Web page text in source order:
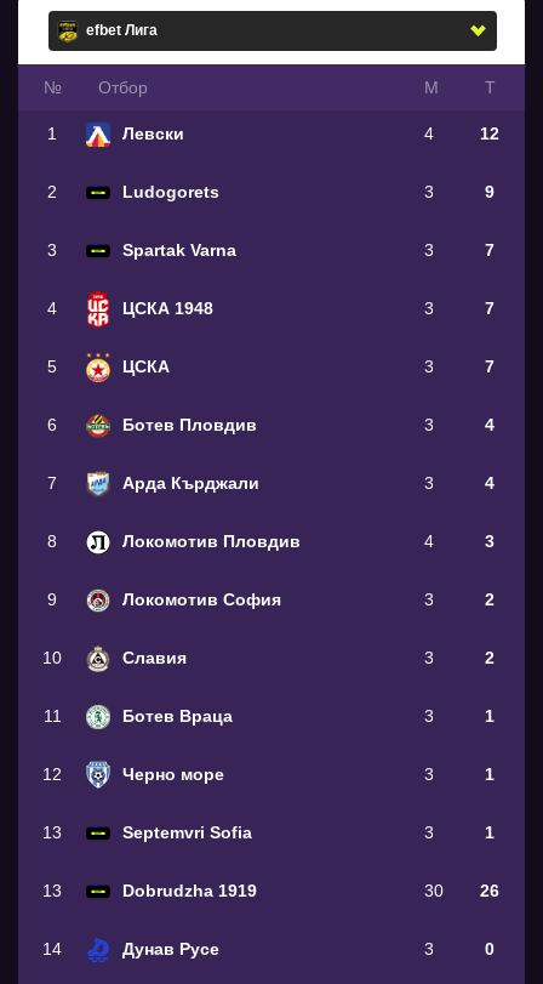
№ Oтбор М Т
1 Левски 4 12
2 Ludogorets 3 9
3 Spartak Varna 3 7
4 ЦСКА 1948 3 7
5 ЦСКА 3 7
6 Ботев Пловдив 3 4
7 Арда Кърджали 3 4
8 Локомотив Пловдив 4 3
9 Локомотив София 3 2
10 Славия 3 2
11 Ботев Враца 3 1
12 Черно море 3 1
13 Septemvri Sofia 3 1
13 Dobrudzha 1919 30 26
14 Дунав Русе 3 0